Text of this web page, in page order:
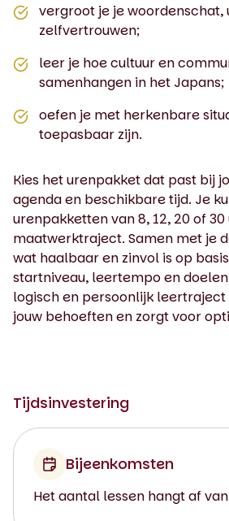
vergroot je je woordenschat,
zelfvertrouwen;
leer je hoe cultuur en
samenhangen in het Japans;
oefen je met herkenbare
toepasbaar zijn.
Kies het urenpakket dat past bij
agenda en beschikbare tijd. Je
urenpakketten van 8, 12, 20 of
maatwerktraject. Samen met je
wat haalbaar en zinvol is op
startniveau, leertempo en
logisch en persoonlijk
jouw behoeften en zorgt voor
Tijdsinvestering
Bijeenkomsten
Het aantal lessen hangt af